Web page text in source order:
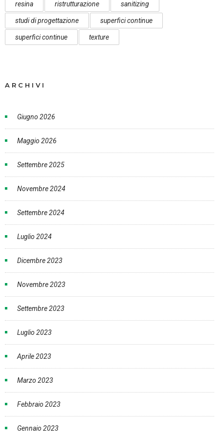
resina ristrutturazione sanitizing
studi di progettazione superfici continue
superfici continue texture
ARCHIVI
Giugno 2026
Maggio 2026
Settembre 2025
Novembre 2024
Settembre 2024
Luglio 2024
Dicembre 2023
Novembre 2023
Settembre 2023
Luglio 2023
Aprile 2023
Marzo 2023
Febbraio 2023
Gennaio 2023